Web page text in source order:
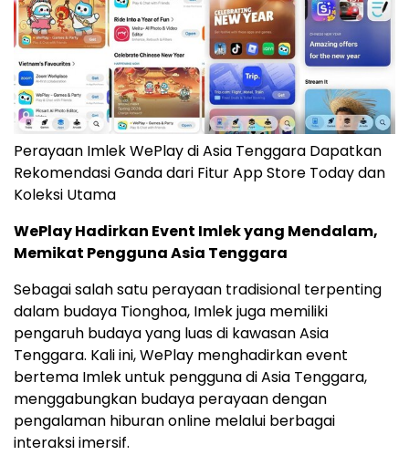
Perayaan Imlek WePlay di Asia Tenggara Dapatkan
Rekomendasi Ganda dari Fitur App Store Today dan
Koleksi Utama
WePlay Hadirkan Event Imlek yang Mendalam,
Memikat Pengguna Asia Tenggara
Sebagai salah satu perayaan tradisional terpenting
dalam budaya Tionghoa, Imlek juga memiliki
pengaruh budaya yang luas di kawasan Asia
Tenggara. Kali ini, WePlay menghadirkan event
bertema Imlek untuk pengguna di Asia Tenggara,
menggabungkan budaya perayaan dengan
pengalaman hiburan online melalui berbagai
interaksi imersif.